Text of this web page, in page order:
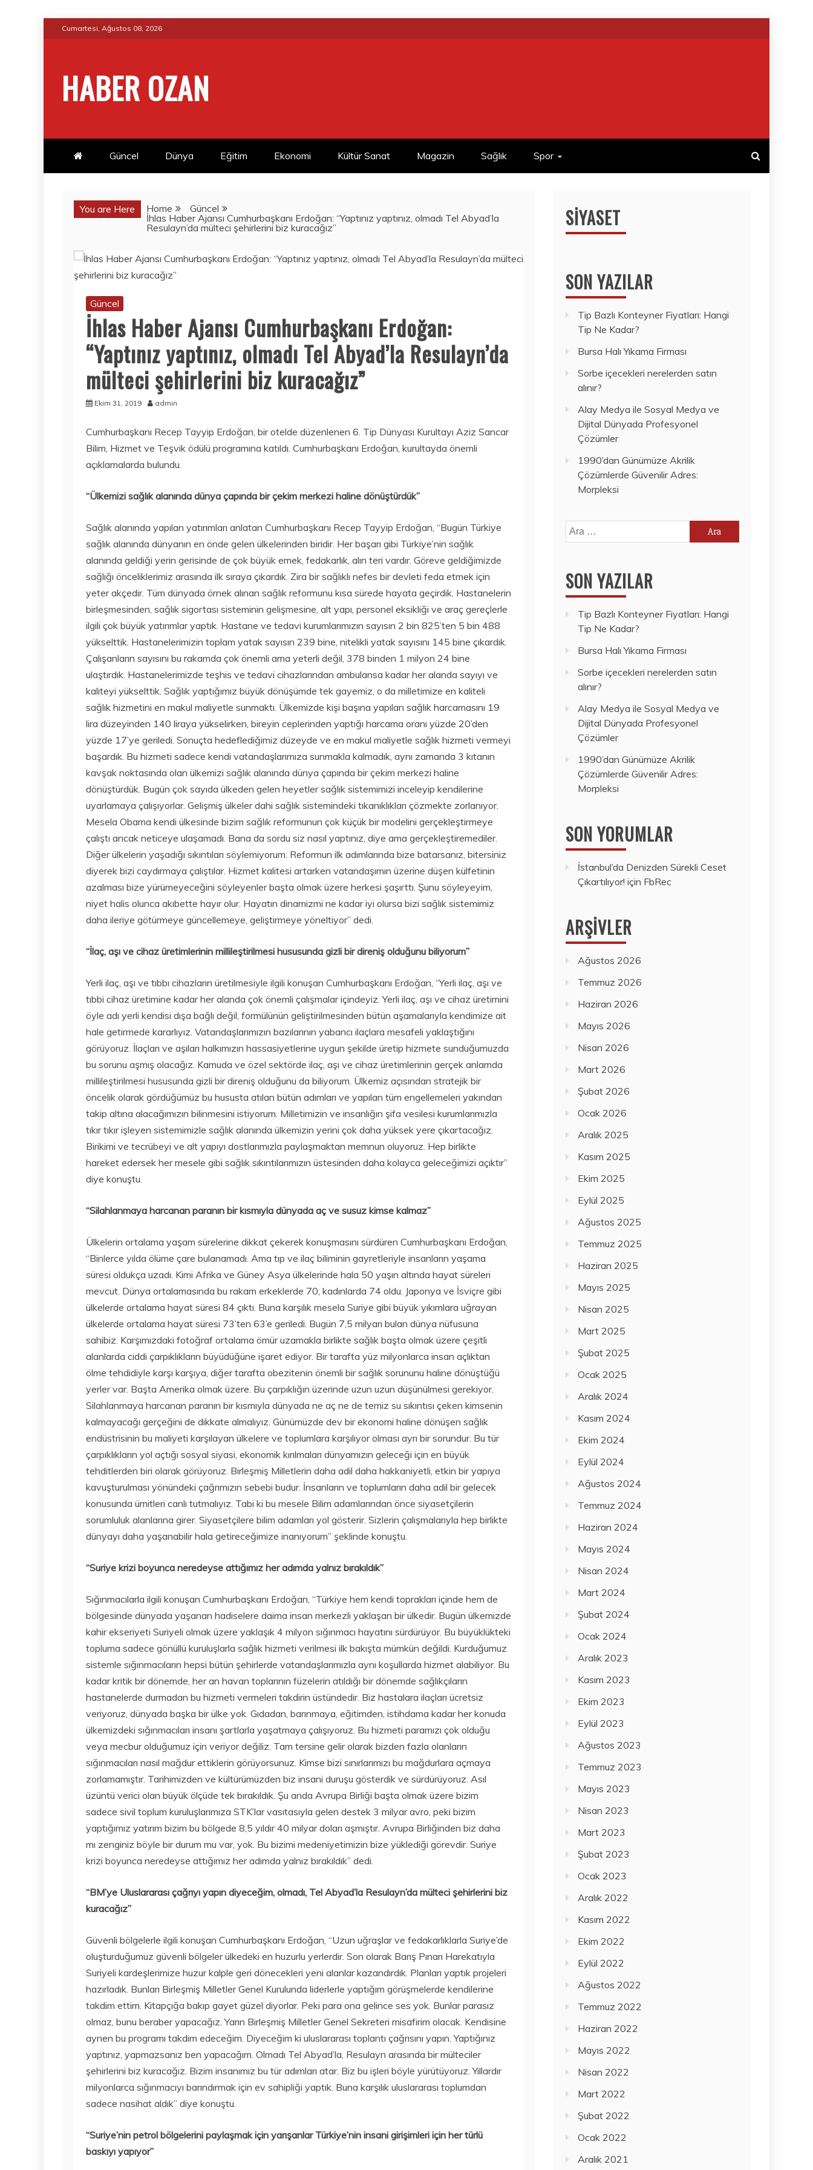
to
Cumartesi, Ağustos 08, 2026
HABER OZAN
Güncel Dünya Eğitim Ekonomi Kültür Sanat Magazin Sağlık Spor
You are Here Home
Güncel
İhlas Haber Ajansı Cumhurbaşkanı Erdoğan: “Yaptınız yaptınız, olmadı Tel Abyad’la
Resulayn’da mülteci şehirlerini biz kuracağız”
Güncel
İhlas Haber Ajansı Cumhurbaşkanı Erdoğan:
“Yaptınız yaptınız, olmadı Tel Abyad’la Resulayn’da
mülteci şehirlerini biz kuracağız”
Ekim 31, 2019 admin
Cumhurbaşkanı Recep Tayyip Erdoğan, bir otelde düzenlenen 6. Tip Dünyası Kurultayı Aziz Sancar
Bilim, Hizmet ve Teşvik ödülü programına katıldı. Cumhurbaşkanı Erdoğan, kurultayda önemli
açıklamalarda bulundu.
“Ülkemizi sağlık alanında dünya çapında bir çekim merkezi haline dönüştürdük”
Sağlık alanında yapılan yatırımları anlatan Cumhurbaşkanı Recep Tayyip Erdoğan, “Bugün Türkiye
sağlık alanında dünyanın en önde gelen ülkelerinden biridir. Her başarı gibi Türkiye’nin sağlık
alanında geldiği yerin gerisinde de çok büyük emek, fedakarlık, alın teri vardır. Göreve geldiğimizde
sağlığı önceliklerimiz arasında ilk sıraya çıkardık. Zira bir sağlıklı nefes bir devleti feda etmek için
yeter akçedir. Tüm dünyada örnek alınan sağlık reformunu kısa sürede hayata geçirdik. Hastanelerin
birleşmesinden, sağlık sigortası sisteminin gelişmesine, alt yapı, personel eksikliği ve araç gereçlerle
ilgili çok büyük yatırımlar yaptık. Hastane ve tedavi kurumlarımızın sayısın 2 bin 825’ten 5 bin 488
yükselttik. Hastanelerimizin toplam yatak sayısın 239 bine, nitelikli yatak sayısını 145 bine çıkardık.
Çalışanların sayısını bu rakamda çok önemli ama yeterli değil, 378 binden 1 milyon 24 bine
ulaştırdık. Hastanelerimizde teşhis ve tedavi cihazlarından ambulansa kadar her alanda sayıyı ve
kaliteyi yükselttik. Sağlık yaptığımız büyük dönüşümde tek gayemiz, o da milletimize en kaliteli
sağlık hizmetini en makul maliyetle sunmaktı. Ülkemizde kişi başına yapılan sağlık harcamasını 19
lira düzeyinden 140 liraya yükselirken, bireyin ceplerinden yaptığı harcama oranı yüzde 20’den
yüzde 17’ye geriledi. Sonuçta hedeflediğimiz düzeyde ve en makul maliyetle sağlık hizmeti vermeyi
başardık. Bu hizmeti sadece kendi vatandaşlarımıza sunmakla kalmadık, aynı zamanda 3 kıtanın
kavşak noktasında olan ülkemizi sağlık alanında dünya çapında bir çekim merkezi haline
dönüştürdük. Bugün çok sayıda ülkeden gelen heyetler sağlık sistemimizi inceleyip kendilerine
uyarlamaya çalışıyorlar. Gelişmiş ülkeler dahi sağlık sistemindeki tıkanıklıkları çözmekte zorlanıyor.
Mesela Obama kendi ülkesinde bizim sağlık reformunun çok küçük bir modelini gerçekleştirmeye
çalıştı ancak neticeye ulaşamadı. Bana da sordu siz nasıl yaptınız, diye ama gerçekleştiremediler.
Diğer ülkelerin yaşadığı sıkıntıları söylemiyorum. Reformun ilk adımlarında bize batarsanız, bitersiniz
diyerek bizi caydırmaya çalıştılar. Hizmet kalitesi artarken vatandaşımın üzerine düşen külfetinin
azalması bize yürümeyeceğini söyleyenler başta olmak üzere herkesi şaşırttı. Şunu söyleyeyim,
niyet halis olunca akıbette hayır olur. Hayatın dinamizmi ne kadar iyi olursa bizi sağlık sistemimiz
daha ileriye götürmeye güncellemeye, geliştirmeye yöneltiyor” dedi.
“İlaç, aşı ve cihaz üretimlerinin millileştirilmesi hususunda gizli bir direniş olduğunu biliyorum”
Yerli ilaç, aşı ve tıbbı cihazların üretilmesiyle ilgili konuşan Cumhurbaşkanı Erdoğan, “Yerli ilaç, aşı ve
tıbbi cihaz üretimine kadar her alanda çok önemli çalışmalar içindeyiz. Yerli ilaç, aşı ve cihaz üretimini
öyle adı yerli kendisi dışa bağlı değil, formülünün geliştirilmesinden bütün aşamalarıyla kendimize ait
hale getirmede kararlıyız. Vatandaşlarımızın bazılarının yabancı ilaçlara mesafeli yaklaştığını
görüyoruz. İlaçları ve aşıları halkımızın hassasiyetlerine uygun şekilde üretip hizmete sunduğumuzda
bu sorunu aşmış olacağız. Kamuda ve özel sektörde ilaç, aşı ve cihaz üretimlerinin gerçek anlamda
millileştirilmesi hususunda gizli bir direniş olduğunu da biliyorum. Ülkemiz açısından stratejik bir
öncelik olarak gördüğümüz bu hususta atılan bütün adımları ve yapılan tüm engellemeleri yakından
takip altına alacağımızın bilinmesini istiyorum. Milletimizin ve insanlığın şifa vesilesi kurumlarımızla
tıkır tıkır işleyen sistemimizle sağlık alanında ülkemizin yerini çok daha yüksek yere çıkartacağız.
Birikimi ve tecrübeyi ve alt yapıyı dostlarımızla paylaşmaktan memnun oluyoruz. Hep birlikte
hareket edersek her mesele gibi sağlık sıkıntılarımızın üstesinden daha kolayca geleceğimizi açıktır”
diye konuştu.
“Silahlanmaya harcanan paranın bir kısmıyla dünyada aç ve susuz kimse kalmaz”
Ülkelerin ortalama yaşam sürelerine dikkat çekerek konuşmasını sürdüren Cumhurbaşkanı Erdoğan,
“Binlerce yılda ölüme çare bulanamadı. Ama tıp ve ilaç biliminin gayretleriyle insanların yaşama
süresi oldukça uzadı. Kimi Afrika ve Güney Asya ülkelerinde hala 50 yaşın altında hayat süreleri
mevcut. Dünya ortalamasında bu rakam erkeklerde 70, kadınlarda 74 oldu. Japonya ve İsviçre gibi
ülkelerde ortalama hayat süresi 84 çıktı. Buna karşılık mesela Suriye gibi büyük yıkımlara uğrayan
ülkelerde ortalama hayat süresi 73’ten 63’e geriledi. Bugün 7,5 milyarı bulan dünya nüfusuna
sahibiz. Karşımızdaki fotoğraf ortalama ömür uzamakla birlikte sağlık başta olmak üzere çeşitli
alanlarda ciddi çarpıklıkların büyüdüğüne işaret ediyor. Bir tarafta yüz milyonlarca insan açlıktan
ölme tehdidiyle karşı karşıya, diğer tarafta obezitenin önemli bir sağlık sorununu haline dönüştüğü
yerler var. Başta Amerika olmak üzere. Bu çarpıklığın üzerinde uzun uzun düşünülmesi gerekiyor.
Silahlanmaya harcanan paranın bir kısmıyla dünyada ne aç ne de temiz su sıkıntısı çeken kimsenin
kalmayacağı gerçeğini de dikkate almalıyız. Günümüzde dev bir ekonomi haline dönüşen sağlık
endüstrisinin bu maliyeti karşılayan ülkelere ve toplumlara karşılıyor olması ayrı bir sorundur. Bu tür
çarpıklıkların yol açtığı sosyal siyasi, ekonomik kırılmaları dünyamızın geleceği için en büyük
tehditlerden biri olarak görüyoruz. Birleşmiş Milletlerin daha adil daha hakkaniyetli, etkin bir yapıya
kavuşturulması yönündeki çağrımızın sebebi budur. İnsanların ve toplumların daha adil bir gelecek
konusunda ümitleri canlı tutmalıyız. Tabi ki bu mesele Bilim adamlarından önce siyasetçilerin
sorumluluk alanlarına girer. Siyasetçilere bilim adamları yol gösterir. Sizlerin çalışmalarıyla hep birlikte
dünyayı daha yaşanabilir hala getireceğimize inanıyorum” şeklinde konuştu.
“Suriye krizi boyunca neredeyse attığımız her adımda yalnız bırakıldık”
Sığınmacılarla ilgili konuşan Cumhurbaşkanı Erdoğan, “Türkiye hem kendi toprakları içinde hem de
bölgesinde dünyada yaşanan hadiselere daima insan merkezli yaklaşan bir ülkedir. Bugün ülkemizde
kahir ekseriyeti Suriyeli olmak üzere yaklaşık 4 milyon sığınmacı hayatını sürdürüyor. Bu büyüklükteki
topluma sadece gönüllü kuruluşlarla sağlık hizmeti verilmesi ilk bakışta mümkün değildi. Kurduğumuz
sistemle sığınmacıların hepsi bütün şehirlerde vatandaşlarımızla aynı koşullarda hizmet alabiliyor. Bu
kadar kritik bir dönemde, her an havan toplarının füzelerin atıldığı bir dönemde sağlıkçıların
hastanelerde durmadan bu hizmeti vermeleri takdirin üstündedir. Biz hastalara ilaçları ücretsiz
veriyoruz, dünyada başka bir ülke yok. Gıdadan, barınmaya, eğitimden, istihdama kadar her konuda
ülkemizdeki sığınmacıları insanı şartlarla yaşatmaya çalışıyoruz. Bu hizmeti paramızı çok olduğu
veya mecbur olduğumuz için veriyor değiliz. Tam tersine gelir olarak bizden fazla olanların
sığınmacıları nasıl mağdur ettiklerin görüyorsunuz. Kimse bizi sınırlarımızı bu mağdurlara açmaya
zorlamamıştır. Tarihimizden ve kültürümüzden biz insani duruşu gösterdik ve sürdürüyoruz. Asıl
üzüntü verici olan büyük ölçüde tek bırakıldık. Şu anda Avrupa Birliği başta olmak üzere bizim
sadece sivil toplum kuruluşlarımıza STK’lar vasıtasıyla gelen destek 3 milyar avro, peki bizim
yaptığımız yatırım bizim bu bölgede 8,5 yıldır 40 milyar doları aşmıştır. Avrupa Birliğinden biz daha
mı zenginiz böyle bir durum mu var, yok. Bu bizimi medeniyetimizin bize yüklediği görevdir. Suriye
krizi boyunca neredeyse attığımız her adımda yalnız bırakıldık” dedi.
“BM’ye Uluslararası çağrıyı yapın diyeceğim, olmadı, Tel Abyad’la Resulayn’da mülteci şehirlerini biz
kuracağız”
Güvenli bölgelerle ilgili konuşan Cumhurbaşkanı Erdoğan, “Uzun uğraşlar ve fedakarlıklarla Suriye’de
oluşturduğumuz güvenli bölgeler ülkedeki en huzurlu yerlerdir. Son olarak Barış Pınarı Harekatıyla
Suriyeli kardeşlerimize huzur kalple geri dönecekleri yeni alanlar kazandırdık. Planları yaptık projeleri
hazırladık. Bunları Birleşmiş Milletler Genel Kurulunda liderlerle yaptığım görüşmelerde kendilerine
takdim ettim. Kitapçığa bakıp gayet güzel diyorlar. Peki para ona gelince ses yok. Bunlar parasız
olmaz, bunu beraber yapacağız. Yarın Birleşmiş Milletler Genel Sekreteri misafirim olacak. Kendisine
aynen bu programı takdim edeceğim. Diyeceğim ki uluslararası toplantı çağrısını yapın. Yaptığınız
yaptınız, yapmazsanız ben yapacağım. Olmadı Tel Abyad’la, Resulayn arasında bir mülteciler
şehirlerini biz kuracağız. Bizim insanımız bu tür adımları atar. Biz bu işleri böyle yürütüyoruz. Yıllardır
milyonlarca sığınmacıyı barındırmak için ev sahipliği yaptık. Buna karşılık uluslararası toplumdan
sadece nasihat aldık” diye konuştu.
“Suriye’nin petrol bölgelerini paylaşmak için yarışanlar Türkiye’nin insani girişimleri için her türlü
baskıyı yapıyor”
SIYASET
SON YAZILAR
Tip Bazlı Konteyner Fiyatları: Hangi
Tip Ne Kadar?
Bursa Halı Yıkama Firması
Sorbe içecekleri nerelerden satın
alınır?
Alay Medya ile Sosyal Medya ve
Dijital Dünyada Profesyonel
Çözümler
1990’dan Günümüze Akrilik
Çözümlerde Güvenilir Adres:
Morpleksi
Arama:
SON YAZILAR
Tip Bazlı Konteyner Fiyatları: Hangi
Tip Ne Kadar?
Bursa Halı Yıkama Firması
Sorbe içecekleri nerelerden satın
alınır?
Alay Medya ile Sosyal Medya ve
Dijital Dünyada Profesyonel
Çözümler
1990’dan Günümüze Akrilik
Çözümlerde Güvenilir Adres:
Morpleksi
SON YORUMLAR
İstanbul’da Denizden Sürekli Ceset
Çıkartılıyor! için FbRec
ARŞIVLER
Ağustos 2026
Temmuz 2026
Haziran 2026
Mayıs 2026
Nisan 2026
Mart 2026
Şubat 2026
Ocak 2026
Aralık 2025
Kasım 2025
Ekim 2025
Eylül 2025
Ağustos 2025
Temmuz 2025
Haziran 2025
Mayıs 2025
Nisan 2025
Mart 2025
Şubat 2025
Ocak 2025
Aralık 2024
Kasım 2024
Ekim 2024
Eylül 2024
Ağustos 2024
Temmuz 2024
Haziran 2024
Mayıs 2024
Nisan 2024
Mart 2024
Şubat 2024
Ocak 2024
Aralık 2023
Kasım 2023
Ekim 2023
Eylül 2023
Ağustos 2023
Temmuz 2023
Mayıs 2023
Nisan 2023
Mart 2023
Şubat 2023
Ocak 2023
Aralık 2022
Kasım 2022
Ekim 2022
Eylül 2022
Ağustos 2022
Temmuz 2022
Haziran 2022
Mayıs 2022
Nisan 2022
Mart 2022
Şubat 2022
Ocak 2022
Aralık 2021